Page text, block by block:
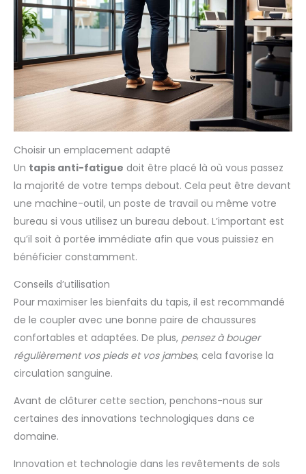
Choisir un emplacement adapté
Un tapis anti-fatigue doit être placé là où vous passez
la majorité de votre temps debout. Cela peut être devant
une machine-outil, un poste de travail ou même votre
bureau si vous utilisez un bureau debout. L’important est
qu’il soit à portée immédiate afin que vous puissiez en
bénéficier constamment.
Conseils d’utilisation
Pour maximiser les bienfaits du tapis, il est recommandé
de le coupler avec une bonne paire de chaussures
confortables et adaptées. De plus, pensez à bouger
régulièrement vos pieds et vos jambes, cela favorise la
circulation sanguine.
Avant de clôturer cette section, penchons-nous sur
certaines des innovations technologiques dans ce
domaine.
Innovation et technologie dans les revêtements de sols